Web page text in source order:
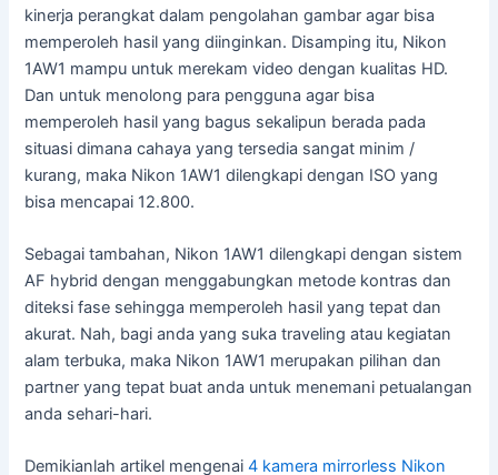
kinerja perangkat dalam pengolahan gambar agar bisa
memperoleh hasil yang diinginkan. Disamping itu, Nikon
1AW1 mampu untuk merekam video dengan kualitas HD.
Dan untuk menolong para pengguna agar bisa
memperoleh hasil yang bagus sekalipun berada pada
situasi dimana cahaya yang tersedia sangat minim /
kurang, maka Nikon 1AW1 dilengkapi dengan ISO yang
bisa mencapai 12.800.
Sebagai tambahan, Nikon 1AW1 dilengkapi dengan sistem
AF hybrid dengan menggabungkan metode kontras dan
diteksi fase sehingga memperoleh hasil yang tepat dan
akurat. Nah, bagi anda yang suka traveling atau kegiatan
alam terbuka, maka Nikon 1AW1 merupakan pilihan dan
partner yang tepat buat anda untuk menemani petualangan
anda sehari-hari.
Demikianlah artikel mengenai4 kamera mirrorless Nikon